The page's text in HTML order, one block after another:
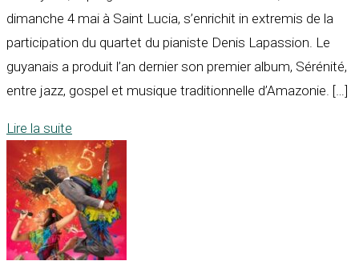
dimanche 4 mai à Saint Lucia, s’enrichit in extremis de la
participation du quartet du pianiste Denis Lapassion. Le
guyanais a produit l’an dernier son premier album, Sérénité,
entre jazz, gospel et musique traditionnelle d’Amazonie. […]
Lire la suite